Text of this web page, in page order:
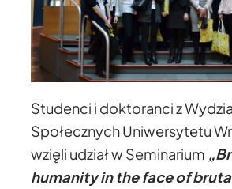
Studenci i doktoranci z
Społecznych Uniwersytetu
wzięli udział w Seminarium
humanity in the face of